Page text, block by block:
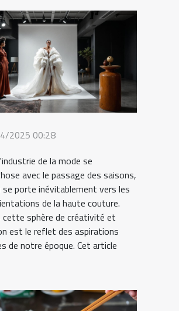
2025 00:28
de la mode se
avec le passage des saisons,
porte inévitablement vers les
de la haute couture.
sphère de créativité et
est le reflet des aspirations
de notre époque. Cet article